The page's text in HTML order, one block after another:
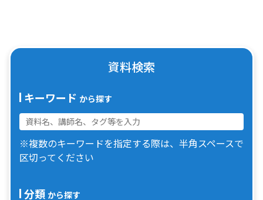
資料検索
キーワード から探す
※複数のキーワードを指定する際は、半角スペースで
区切ってください
分類 から探す